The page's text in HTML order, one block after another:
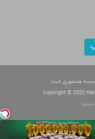
همشهری است
Copyright © 2020